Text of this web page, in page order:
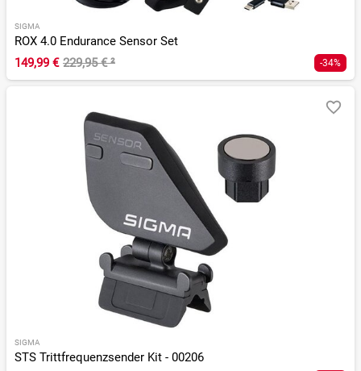
SIGMA
ROX 4.0 Endurance Sensor Set
149,99 € 229,95 €² -34%
SIGMA
STS Trittfrequenzsender Kit - 00206